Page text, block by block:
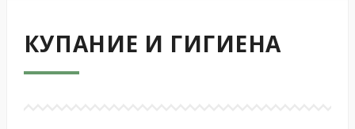
КОНТАКТЫ
КУПАНИЕ И ГИГИЕНА